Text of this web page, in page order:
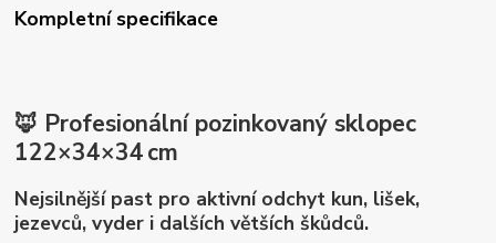
Kompletní specifikace
🦊 Profesionální pozinkovaný sklopec
122×34×34 cm
Nejsilnější past pro aktivní odchyt kun, lišek,
jezevců, vyder i dalších větších škůdců.